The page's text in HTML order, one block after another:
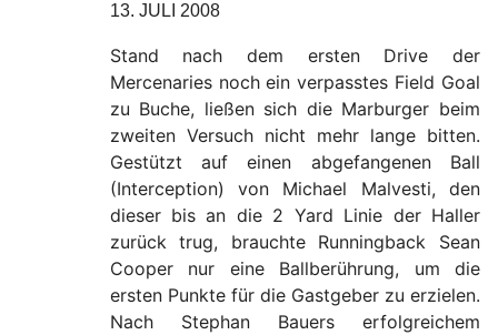
13. JULI 2008
Stand nach dem ersten Drive der
Mercenaries noch ein verpasstes Field Goal
zu Buche, ließen sich die Marburger beim
zweiten Versuch nicht mehr lange bitten.
Gestützt auf einen abgefangenen Ball
(Interception) von Michael Malvesti, den
dieser bis an die 2 Yard Linie der Haller
zurück trug, brauchte Runningback Sean
Cooper nur eine Ballberührung, um die
ersten Punkte für die Gastgeber zu erzielen.
Nach Stephan Bauers erfolgreichem